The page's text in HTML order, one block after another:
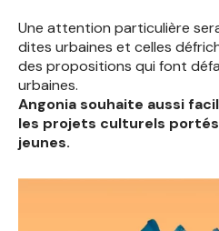
Une attention particulière
dites urbaines et celles
des propositions qui font
urbaines.
Angonia souhaite aussi
les projets culturels
jeunes.